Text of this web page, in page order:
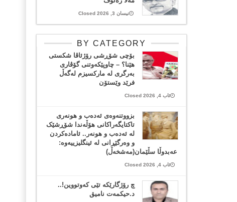
نیسان 3, 2026 Closed
BY CATEGORY
بۆچی شۆڕشی رۆژئاڤا شکستی
هێنا؟ – چاوپێکەوتنی گۆڤاری
بەرگری لە مارکسیزم لەگەڵ
فرێد وێستۆن
ئاب 4, 2026 Closed
بزووتنەوەی ئەدەب و هونەری
تاکتایگەراکانی هۆڵەندا شۆڕشێک
لە ئەدەب و هونەر.. ئامادەکردن
و وەرگێڕانی لە ئینگلیزییەوە:
عەبدوڵا سڵێمان(مەشخەڵ)
ئاب 4, 2026 Closed
چ رۆژگارێکە تێی کەوتووین!..
د.حیکمەت نامیق